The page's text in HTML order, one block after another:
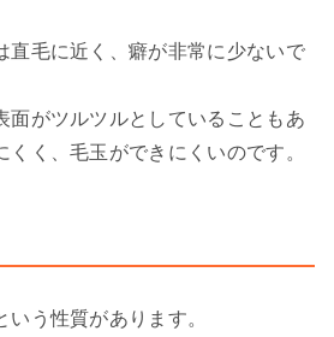
直毛に近く、癖が非常に少ないで
面がツルツルとしていることもあ
くく、毛玉ができにくいのです。
う性質があります。